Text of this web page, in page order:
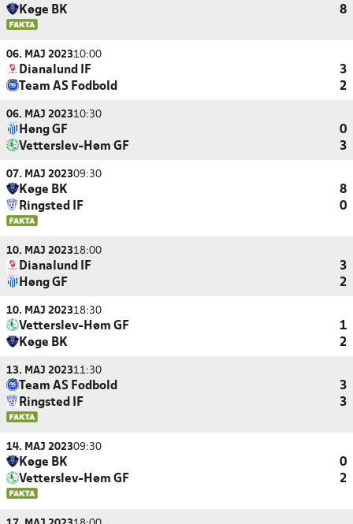
Køge BK
8
06. MAJ 202310:00
Dianalund IF
3
Team AS Fodbold
2
06. MAJ 202310:30
Høng GF
0
Vetterslev-Høm GF
3
07. MAJ 202309:30
Køge BK
8
Ringsted IF
0
10. MAJ 202318:00
Dianalund IF
3
Høng GF
2
10. MAJ 202318:30
Vetterslev-Høm GF
1
Køge BK
2
13. MAJ 202311:30
Team AS Fodbold
3
Ringsted IF
3
14. MAJ 202309:30
Køge BK
0
Vetterslev-Høm GF
2